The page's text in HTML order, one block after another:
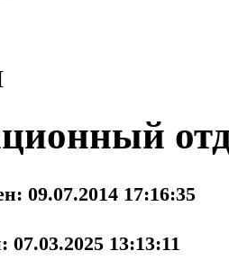
09.07.2014 17:16:35
13:13:11